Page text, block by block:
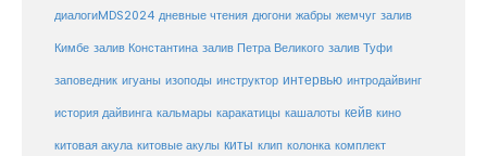
диалогиMDS2024 дневные чтения дюгони жабры жемчуг залив
Кимбе залив Константина залив Петра Великого залив Туфи
заповедник игуаны изоподы инструктор интервью интродайвинг
история дайвинга кальмары каракатицы кашалоты кейв кино
китовая акула китовые акулы киты клип колонка комплект